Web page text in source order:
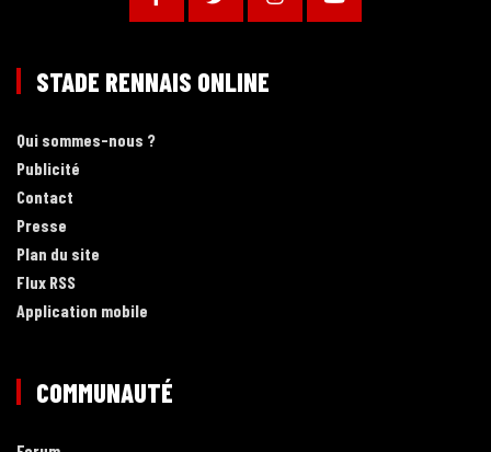
STADE RENNAIS ONLINE
Qui sommes-nous ?
Publicité
Contact
Presse
Plan du site
Flux RSS
Application mobile
COMMUNAUTÉ